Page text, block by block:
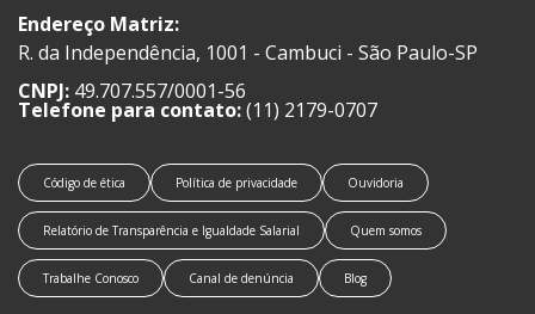
Endereço Matriz:
R. da Independência, 1001 - Cambuci - São Paulo-SP
CNPJ: 49.707.557/0001-56
Telefone para contato:(11) 2179-0707
Código de ética Política de privacidade Ouvidoria
Relatório de Transparência e Igualdade Salarial Quem somos
Trabalhe Conosco Canal de denúncia Blog